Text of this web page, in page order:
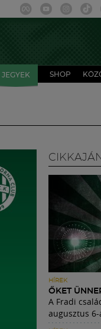
JEGYEK SHOP
HÍREK
ŐKET
A Fradi
augusztus 6-